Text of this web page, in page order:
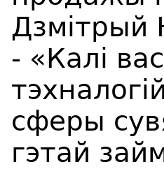
Дзмітрый
- «Калі
сферы
гэтай